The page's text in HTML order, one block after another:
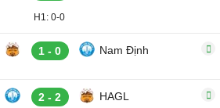
H1: 0-0
1 - 0 Nam Định
2 - 2 HAGL